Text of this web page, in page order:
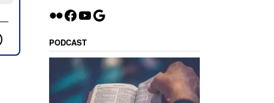
Flickr
Facebook
YouTube
Google
PODCAST